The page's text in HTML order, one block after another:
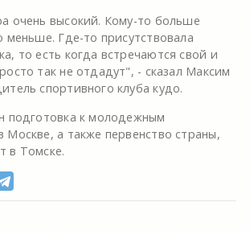
очень высокий. Кому-то больше
меньше. Где-то присутствовала
то есть когда встречаются свой и
так не отдадут", - сказал Максим
спортивного клуба кудо.
подготовка к молодежным
Москве, а также первенство страны,
в Томске.